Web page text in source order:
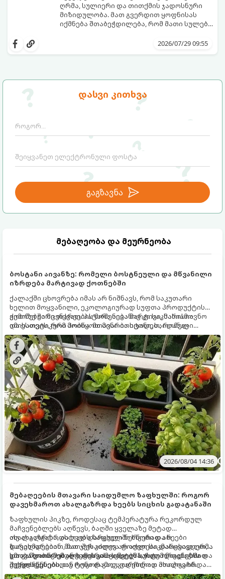
დასვი კითხვა
გაგზავნა
მებაღეობა და მეურნეობა
ბოსტანი აივანზე: რომელი ბოსტნეული და მწვანილი
იზრდება მარტივად ქოთნებში
ქალაქში ცხოვრება იმას არ ნიშნავს, რომ საკუთარი
ხელით მოყვანილი, ეკოლოგიურად სუფთა პროდუქტის
გემოზე უარი თქვათ. პატარა აივანიც კი საკმარისია
იმისათვის, რომ მოიწყოთ მინი-ბოსტანი, საიდანაც
ყოველდღიურად ახალ, არომატულ მწვანილსა და
ბოსტნეულს მოკრეფთ.
ქოთნებში მცენარეების მოშენება მარტივი, სასიამოვნო
და ესთეტიკური ჰობია. მთავარია იცოდეთ, რომელი
კულტურები ეგუებიან ქოთნის პირობებს ყველაზე კარგად
და როგორ მოუაროთ მათ სწორად.
2026/08/04 14:36
მებაღეების მთავარი საიდუმლო ზაფხულში: როგორ
დავეხმაროთ ახალგაზრდა ხეებს სიცხის გადატანაში
ზაფხულის პიკზე, როდესაც ტემპერატურა რეკორდულ
მაჩვენებლებს აღწევს, ბაღში ყველაზე მეტად
ახალგაზრდა, ახლად დარგული ნერგები და ხეები
ზარალდებიან. მათ ჯერ კიდევ არ აქვთ საკმარისად ღრმა
და განვითარებული ფესვთა სისტემა, რათა ნიადაგის
ქვედა ფენებიდან ტენი დამოუკიდებლად მოიპოვონ.
თუ ახალგაზრდა ხეებს ზაფხულში სწორად არ
დავეხმარებით, მათ შესაძლოა ფოთლები დასცვივდეთ,
ხმობა დაიწყონ ან ზამთრის ყინვებს სუსტი ორგანიზმით
შეხვდნენ.
გთავაზობთ მებაღეების გამოცდილ საიდუმლოებებსა და
ოქროს წესებს, თუ როგორ გადავარჩინოთ ახალგაზრდა
ხეები ზაფხულის სიცხეში:
მექანიზმების მუშაობა, რომელთაც
რეალური, მაგრამ ჯერ კიდევ უხილავი
საფრთხისგან შორს მივყავართ.
ღრმა, სულიერი და თითქმის ჯადოსნური
მიზიდულობა. მათ გვერდით ყოფნისას
იქმნება შთაბეჭდილება, რომ მათი სულები
იდეალურ წყვილებს, რომლებიც
2026/07/29 09:55